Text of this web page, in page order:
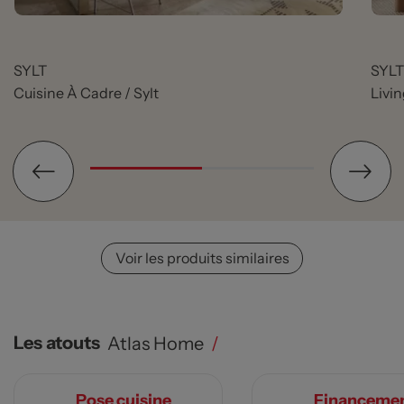
SYLT
Cuisine À Cadre / Sylt
SYLT
Voir les produits similaires
Les atouts Atlas Home /